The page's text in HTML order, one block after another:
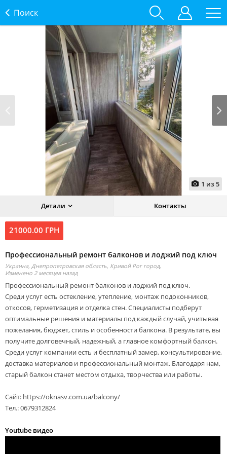
Поиск
1 из 5
Детали Контакты
21000.00 ГРН
Профессиональный ремонт балконов и лоджий под ключ
Украина, Днепропетровская область, Кривой Рог город,
Изменено 2 месяцев назад
Профессиональный ремонт балконов и лоджий под ключ.
Среди услуг есть остекление, утепление, монтаж подоконников,
откосов, герметизация и отделка стен. Специалисты подберут
оптимальные решения и материалы под каждый случай, учитывая
пожелания, бюджет, стиль и особенности балкона. В результате, вы
получите долговечный, надежный, а главное комфортный балкон.
Среди услуг компании есть и бесплатный замер, консультирование,
доставка материалов и профессиональный монтаж. Благодаря нам,
старый балкон станет местом отдыха, творчества или работы.
Сайт: https://oknasv.com.ua/balcony/
Тел.: 0679312824
Youtube видео